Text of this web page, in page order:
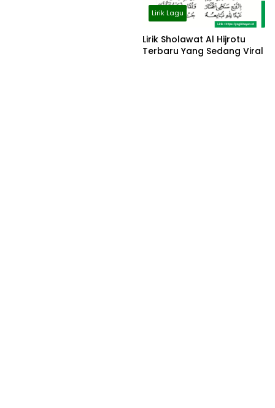
Lirik Lagu
Lirik Sholawat Al Hijrotu
Terbaru Yang Sedang Viral